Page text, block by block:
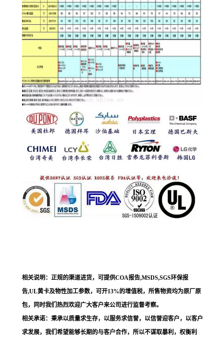
相关说明：正规的渠道进货，可提供COA报告,MSDS,SGS环保报
告,UL黄卡及物性加工参数，可开13%的增值税，所售物资均为原厂原
包，同时我们热烈欢迎广大客户来公司进行监督考察。
相关承诺：秉承以质量求生存，以服务求信誉，以信誉迎客户，以客户
求发展，我们希望能够长期的与客户合作，所以不谋取暴利，权衡利